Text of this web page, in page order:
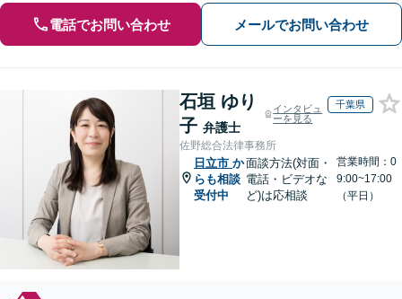
電話でお問い合わせ メールでお問い合わせ
石垣 ゆり
子 弁護士
インタビュ
ーを見る
千葉県
佐野総合法律事務所
日立市 か
らも相談
受付中
面談方法(対面・
電話・ビデオな
ど)は応相談
営業時間：0
9:00~17:00
（平日）